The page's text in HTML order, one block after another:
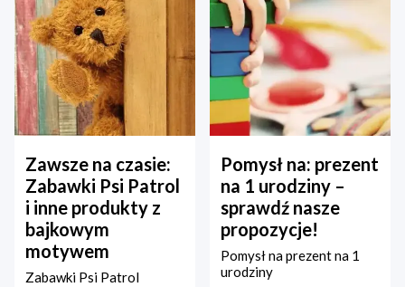
Zawsze na czasie:
Zabawki Psi Patrol
i inne produkty z
bajkowym
motywem
Zabawki Psi Patrol
Pomysł na: prezent
na 1 urodziny –
sprawdź nasze
propozycje!
Pomysł na prezent na 1
urodziny